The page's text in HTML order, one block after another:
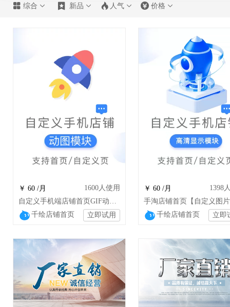
 综合   新品   人气   价格 
￥ 60 /月 1600人使用
自定义手机端店铺首页GIF动图模块
千绘店铺首页
立即试用
￥ 60 /月 1398
千绘店铺首页 立即